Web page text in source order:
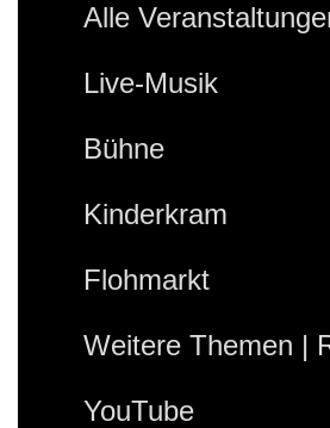
Alle
Live-Musik
Bühne
Kinderkram
Flohmarkt
Weitere Themen |
YouTube